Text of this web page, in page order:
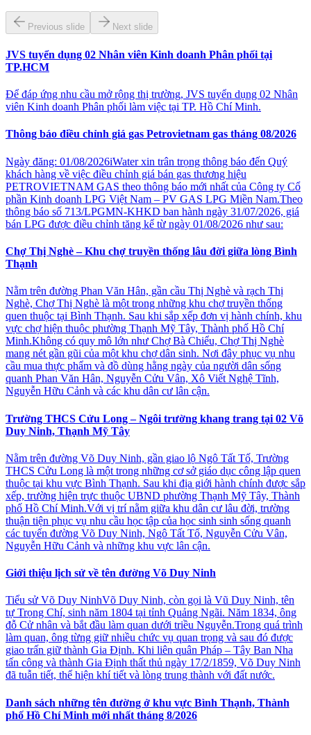
Previous slide Next slide
JVS tuyển dụng 02 Nhân viên Kinh doanh Phân phối tại
TP.HCM
Để đáp ứng nhu cầu mở rộng thị trường, JVS tuyển dụng 02 Nhân
viên Kinh doanh Phân phối làm việc tại TP. Hồ Chí Minh.
Thông báo điều chỉnh giá gas Petrovietnam gas tháng 08/2026
Ngày đăng: 01/08/2026iWater xin trân trọng thông báo đến Quý
khách hàng về việc điều chỉnh giá bán gas thương hiệu
PETROVIETNAM GAS theo thông báo mới nhất của Công ty Cổ
phần Kinh doanh LPG Việt Nam – PV GAS LPG Miền Nam.Theo
thông báo số 713/LPGMN-KHKD ban hành ngày 31/07/2026, giá
bán LPG được điều chỉnh tăng kể từ ngày 01/08/2026 như sau:
Chợ Thị Nghè – Khu chợ truyền thống lâu đời giữa lòng Bình
Thạnh
Nằm trên đường Phan Văn Hân, gần cầu Thị Nghè và rạch Thị
Nghè, Chợ Thị Nghè là một trong những khu chợ truyền thống
quen thuộc tại Bình Thạnh. Sau khi sắp xếp đơn vị hành chính, khu
vực chợ hiện thuộc phường Thạnh Mỹ Tây, Thành phố Hồ Chí
Minh.Không có quy mô lớn như Chợ Bà Chiểu, Chợ Thị Nghè
mang nét gần gũi của một khu chợ dân sinh. Nơi đây phục vụ nhu
cầu mua thực phẩm và đồ dùng hằng ngày của người dân sống
quanh Phan Văn Hân, Nguyễn Cửu Vân, Xô Viết Nghệ Tĩnh,
Nguyễn Hữu Cảnh và các khu dân cư lân cận.
Trường THCS Cửu Long – Ngôi trường khang trang tại 02 Võ
Duy Ninh, Thạnh Mỹ Tây
Nằm trên đường Võ Duy Ninh, gần giao lộ Ngô Tất Tố, Trường
THCS Cửu Long là một trong những cơ sở giáo dục công lập quen
thuộc tại khu vực Bình Thạnh. Sau khi địa giới hành chính được sắp
xếp, trường hiện trực thuộc UBND phường Thạnh Mỹ Tây, Thành
phố Hồ Chí Minh.Với vị trí nằm giữa khu dân cư lâu đời, trường
thuận tiện phục vụ nhu cầu học tập của học sinh sinh sống quanh
các tuyến đường Võ Duy Ninh, Ngô Tất Tố, Nguyễn Cửu Vân,
Nguyễn Hữu Cảnh và những khu vực lân cận.
Giới thiệu lịch sử về tên đường Võ Duy Ninh
Tiểu sử Võ Duy NinhVõ Duy Ninh, còn gọi là Vũ Duy Ninh, tên
tự Trọng Chí, sinh năm 1804 tại tỉnh Quảng Ngãi. Năm 1834, ông
đỗ Cử nhân và bắt đầu làm quan dưới triều Nguyễn.Trong quá trình
làm quan, ông từng giữ nhiều chức vụ quan trọng và sau đó được
giao trấn giữ thành Gia Định. Khi liên quân Pháp – Tây Ban Nha
tấn công và thành Gia Định thất thủ ngày 17/2/1859, Võ Duy Ninh
đã tuẫn tiết, thể hiện khí tiết và lòng trung thành với đất nước.
Danh sách những tên đường ở khu vực Bình Thạnh, Thành
phố Hồ Chí Minh mới nhất tháng 8/2026